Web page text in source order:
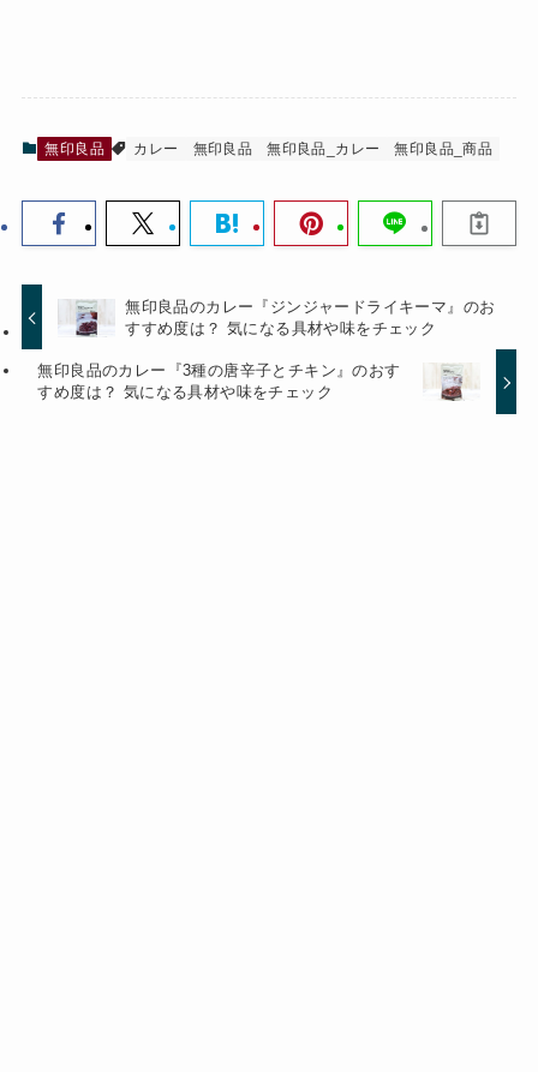
無印良品 カレー 無印良品 無印良品_カレー 無印良品_商品
無印良品のカレー『ジンジャードライキーマ』のお
すすめ度は？ 気になる具材や味をチェック
無印良品のカレー『3種の唐辛子とチキン』のおす
すめ度は？ 気になる具材や味をチェック